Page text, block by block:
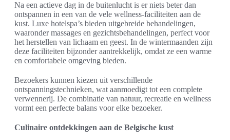
Na een actieve dag in de buitenlucht is er niets beter dan
ontspannen in een van de vele wellness-faciliteiten aan de
kust. Luxe hotelspa’s bieden uitgebreide behandelingen,
waaronder massages en gezichtsbehandelingen, perfect voor
het herstellen van lichaam en geest. In de wintermaanden zijn
deze faciliteiten bijzonder aantrekkelijk, omdat ze een warme
en comfortabele omgeving bieden.
Bezoekers kunnen kiezen uit verschillende
ontspanningstechnieken, wat aanmoedigt tot een complete
verwennerij. De combinatie van natuur, recreatie en wellness
vormt een perfecte balans voor elke bezoeker.
Culinaire ontdekkingen aan de Belgische kust